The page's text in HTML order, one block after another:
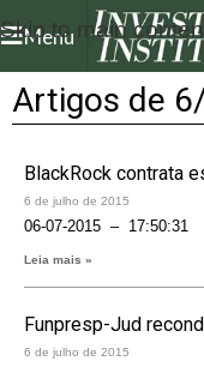
Skip to main
Menu
Artigos de
BlackRock contrata
6 de julho de 2015
06-07-2015 – 17:50:31
Leia mais »
Funpresp-Jud
6 de julho de 2015